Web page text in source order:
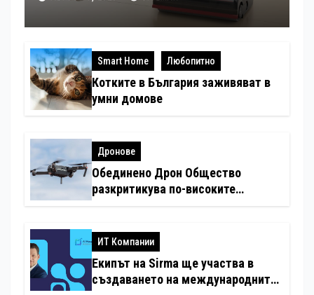
Smart Home Любопитно
Котките в България заживяват в
умни домове
Дронове
Обединено Дрон Общество
разкритикува по-високите
ИТ Компании
Екипът на Sirma ще участва в
създаването на международните